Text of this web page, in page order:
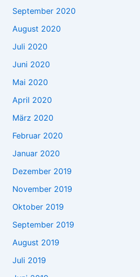
September 2020
August 2020
Juli 2020
Juni 2020
Mai 2020
April 2020
März 2020
Februar 2020
Januar 2020
Dezember 2019
November 2019
Oktober 2019
September 2019
August 2019
Juli 2019